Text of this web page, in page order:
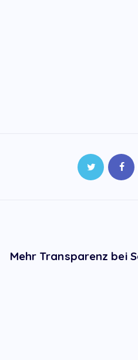
Mehr Transparenz bei